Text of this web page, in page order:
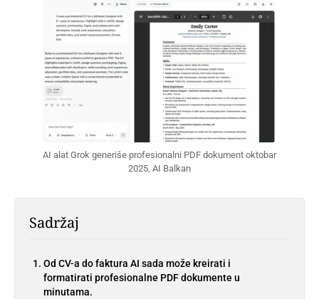
AI alat Grok generiše profesionalni PDF dokument oktobar
2025, AI Balkan
Sadržaj
Od CV-a do faktura AI sada može kreirati i
formatirati profesionalne PDF dokumente u
minutama.